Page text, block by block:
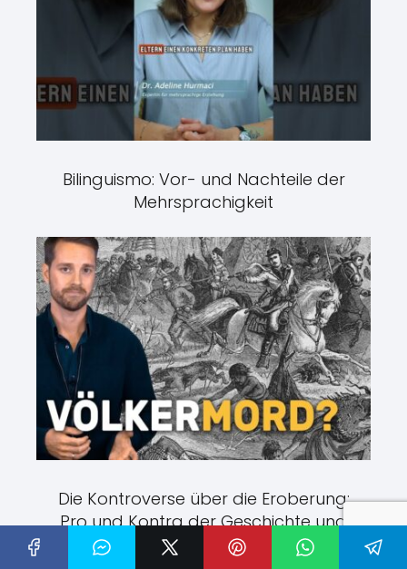
Bilinguismo: Vor- und Nachteile der
Mehrsprachigkeit
Die Kontroverse über die Eroberung:
Pro und Kontra der Geschichte und
ihre Auswirkungen